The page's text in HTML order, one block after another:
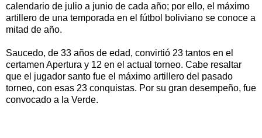
calendario de julio a junio de cada año; por ello, el máximo
artillero de una temporada en el fútbol boliviano se conoce a
mitad de año.
Saucedo, de 33 años de edad, convirtió 23 tantos en el
certamen Apertura y 12 en el actual torneo. Cabe resaltar
que el jugador santo fue el máximo artillero del pasado
torneo, con esas 23 conquistas. Por su gran desempeño, fue
convocado a la Verde.